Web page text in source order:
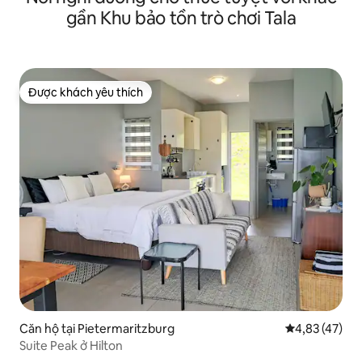
gần Khu bảo tồn trò chơi Tala
Được khách yêu thích
Được khách yêu thích
Căn hộ tại Pietermaritzburg Xếp hạng
4,83 (47)
Suite Peak ở Hilton